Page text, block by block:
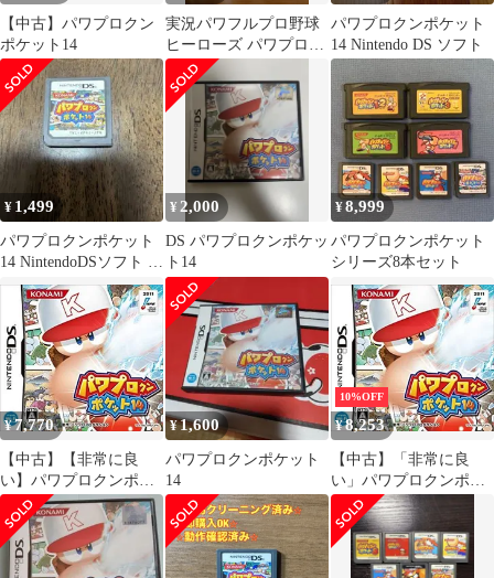
【中古】パワプロクン
ポケット14
実況パワフルプロ野球
ヒーローズ パワプロク
ンポケット14 2本セッ
ト
パワプロクンポケット
14 Nintendo DS ソフト
¥ 1,499
パワプロクンポケット
14 NintendoDSソフト 動
作確認済
¥2,000
DS パワプロクンポケッ
ト14
¥8,999
パワプロクンポケット
シリーズ8本セット
¥7,770
【中古】【非常に良
い】パワプロクンポケ
ット14 g6bh9ry
¥1,600
パワプロクンポケット
14
10%OFF
¥8,253
【中古】「非常に良
い」パワプロクンポケ
ット14